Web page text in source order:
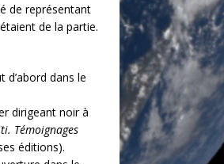
de représentant
de la partie.
dans le
dirigeant noir à
Témoignages
éditions).